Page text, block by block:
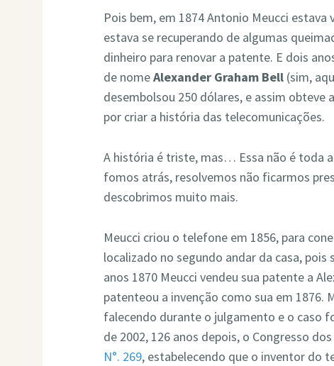
Pois bem, em 1874 Antonio Meucci estava
estava se recuperando de algumas
dinheiro para renovar a patente. E dois
de nomeAlexander Graham Bell (sim,
desembolsou 250 dólares, e assim
por criar a história das telecomunicações.
A história é triste, mas… Essa não é toda
fomos atrás, resolvemos não ficarmos
descobrimos muito mais.
Meucci criou o telefone em 1856, para
localizado no segundo andar da casa,
anos 1870 Meucci vendeu sua patente a
patenteou a invenção como sua em 1876.
falecendo durante o julgamento e o caso
de 2002, 126 anos depois, o Congresso
N°. 269, estabelecendo que o inventor do